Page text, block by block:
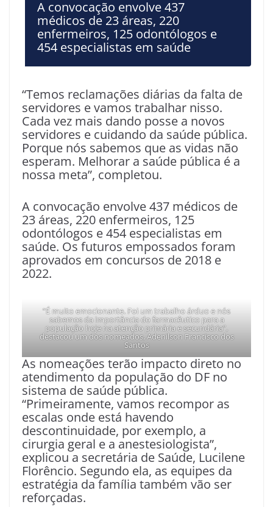
A convocação envolve 437
médicos de 23 áreas, 220
enfermeiros, 125 odontólogos e
454 especialistas em saúde
“Temos reclamações diárias da falta de
servidores e vamos trabalhar nisso.
Cada vez mais dando posse a novos
servidores e cuidando da saúde pública.
Porque nós sabemos que as vidas não
esperam. Melhorar a saúde pública é a
nossa meta”, completou.
A convocação envolve 437 médicos de
23 áreas, 220 enfermeiros, 125
odontólogos e 454 especialistas em
saúde. Os futuros empossados foram
aprovados em concursos de 2018 e
2022.
“É muito emocionante. Foi um trabalho árduo e nós
sabemos da importância do farmacêutico para a
população hoje na atenção primária e secundária”,
destacou um dos nomeados, Adenilson Francisco dos
Santos
As nomeações terão impacto direto no
atendimento da população do DF no
sistema de saúde pública.
“Primeiramente, vamos recompor as
escalas onde está havendo
descontinuidade, por exemplo, a
cirurgia geral e a anestesiologista”,
explicou a secretária de Saúde, Lucilene
Florêncio. Segundo ela, as equipes da
estratégia da família também vão ser
reforçadas.